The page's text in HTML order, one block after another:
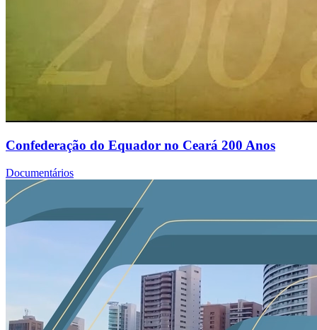
Confederação do Equador no Ceará 200 Anos
Documentários